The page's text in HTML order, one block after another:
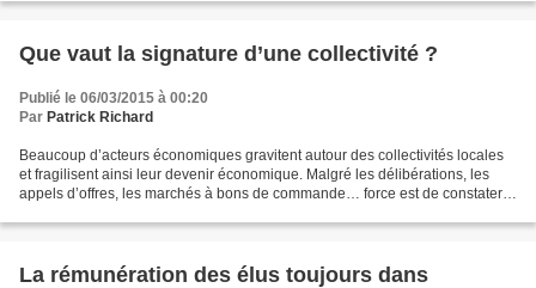
Que vaut la signature d’une collectivité ?
Publié le 06/03/2015 à 00:20
Par Patrick Richard
Beaucoup d’acteurs économiques gravitent autour des collectivités locales
et fragilisent ainsi leur devenir économique. Malgré les délibérations, les
appels d’offres, les marchés à bons de commande… force est de constater
La rémunération des élus toujours dans